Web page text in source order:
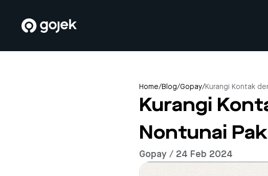
Home/Blog/Gopay/Kurangi Kontak
Kurangi
Nontunai
Gopay / 24 Feb 2024